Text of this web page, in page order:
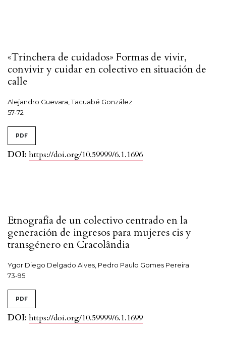
«Trinchera de cuidados» Formas de vivir,
convivir y cuidar en colectivo en situación de
calle
Alejandro Guevara, Tacuabé González
57-72
PDF
DOI: https://doi.org/10.59999/6.1.1696
Etnografía de un colectivo centrado en la
generación de ingresos para mujeres cis y
transgénero en Cracolândia
Ygor Diego Delgado Alves, Pedro Paulo Gomes Pereira
73-95
PDF
DOI: https://doi.org/10.59999/6.1.1699